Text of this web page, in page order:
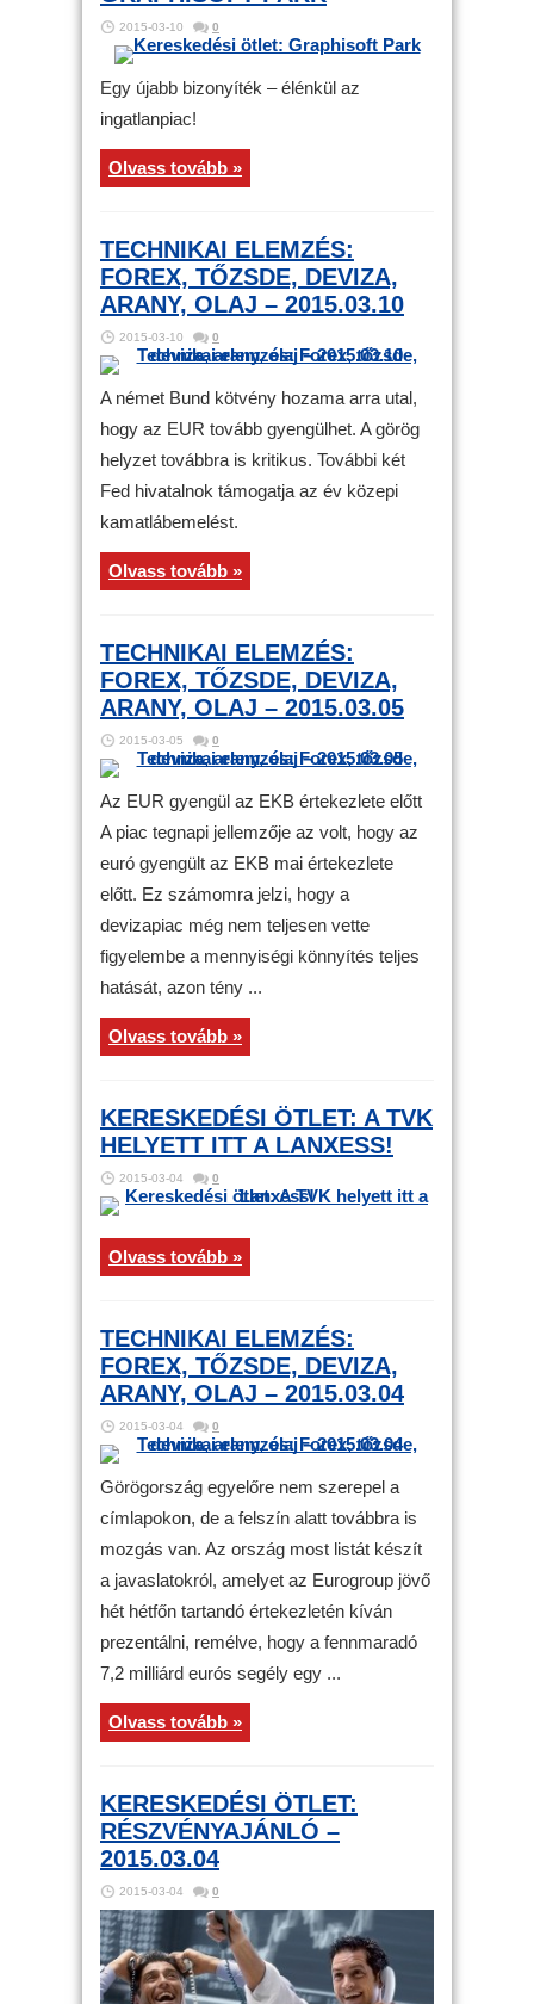
2015-03-10 0
Egy újabb bizonyíték – élénkül az
ingatlanpiac!
Olvass tovább »
TECHNIKAI ELEMZÉS:
FOREX, TŐZSDE, DEVIZA,
ARANY, OLAJ – 2015.03.10
2015-03-10 0
A német Bund kötvény hozama arra utal,
hogy az EUR tovább gyengülhet. A görög
helyzet továbbra is kritikus. További két
Fed hivatalnok támogatja az év közepi
kamatlábemelést.
Olvass tovább »
TECHNIKAI ELEMZÉS:
FOREX, TŐZSDE, DEVIZA,
ARANY, OLAJ – 2015.03.05
2015-03-05 0
Az EUR gyengül az EKB értekezlete előtt
A piac tegnapi jellemzője az volt, hogy az
euró gyengült az EKB mai értekezlete
előtt. Ez számomra jelzi, hogy a
devizapiac még nem teljesen vette
figyelembe a mennyiségi könnyítés teljes
hatását, azon tény ...
Olvass tovább »
KERESKEDÉSI ÖTLET: A TVK
HELYETT ITT A LANXESS!
2015-03-04 0
Olvass tovább »
TECHNIKAI ELEMZÉS:
FOREX, TŐZSDE, DEVIZA,
ARANY, OLAJ – 2015.03.04
2015-03-04 0
Görögország egyelőre nem szerepel a
címlapokon, de a felszín alatt továbbra is
mozgás van. Az ország most listát készít
a javaslatokról, amelyet az Eurogroup jövő
hét hétfőn tartandó értekezletén kíván
prezentálni, remélve, hogy a fennmaradó
7,2 milliárd eurós segély egy ...
Olvass tovább »
KERESKEDÉSI ÖTLET:
RÉSZVÉNYAJÁNLÓ –
2015.03.04
2015-03-04 0